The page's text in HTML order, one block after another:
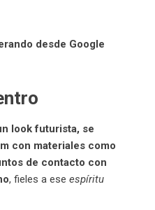
desde Google
look futurista, se
con materiales como
de contacto con
, fieles a ese espíritu